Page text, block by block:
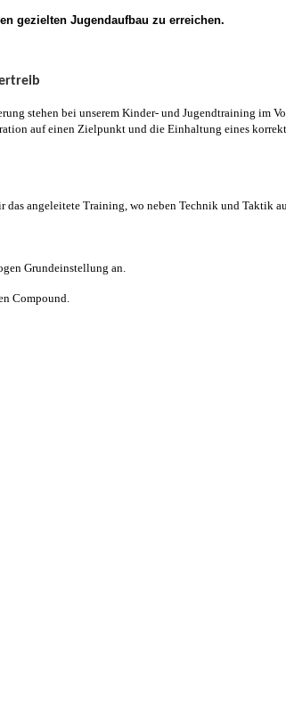
gezielten Jugendaufbau zu erreichen.
stehen bei unserem Kinder- und Jugendtraining im
auf einen Zielpunkt und die Einhaltung eines
angeleitete Training, wo neben Technik und Taktik
Grundeinstellung an.
Compound.